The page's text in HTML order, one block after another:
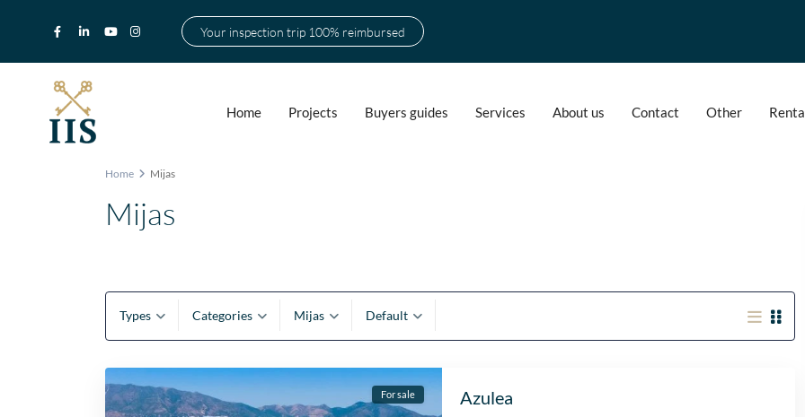
Your inspection trip 100% reimbursed
Home Projects Buyers guides Services About us Contact Other
Home Mijas
Mijas
Types Categories Mijas Default
For sale Azulea